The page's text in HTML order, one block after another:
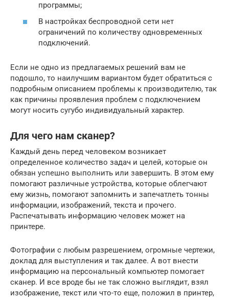
программы;
В настройках беспроводной сети нет
ограничений по количеству одновременных
подключений.
Если не одно из предлагаемых решений вам не
подошло, то наилучшим вариантом будет обратиться с
подробным описанием проблемы к производителю, так
как причины проявления проблем с подключением
могут носить сугубо индивидуальный характер.
Для чего нам сканер?
Каждый день перед человеком возникает
определенное количество задач и целей, которые он
обязан успешно выполнить или завершить. В этом ему
помогают различные устройства, которые облегчают
ему жизнь, помогают запомнить и запечатлеть тонны
информации, изображений, текста и прочего.
Распечатывать информацию человек может на
принтере.
Фотографии с любым разрешением, огромные чертежи,
доклад для выступления и так далее. А вот внести
информацию на персональный компьютер помогает
сканер. И все вроде бы не так сложно выглядит, взял
изображение, текст или что-то еще, положил в принтер,